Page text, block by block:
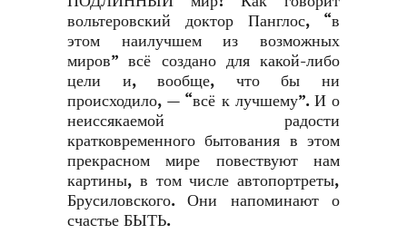
вольтеровский доктор Панглос, “в
этом наилучшем из возможных
миров” всё создано для какой-либо
цели и, вообще, что бы ни
происходило, — “всё к лучшему”. И о
неиссякаемой радости
кратковременного бытования в этом
прекрасном мире повествуют нам
картины, в том числе автопортреты,
Брусиловского. Они напоминают о
счастье БЫТЬ.